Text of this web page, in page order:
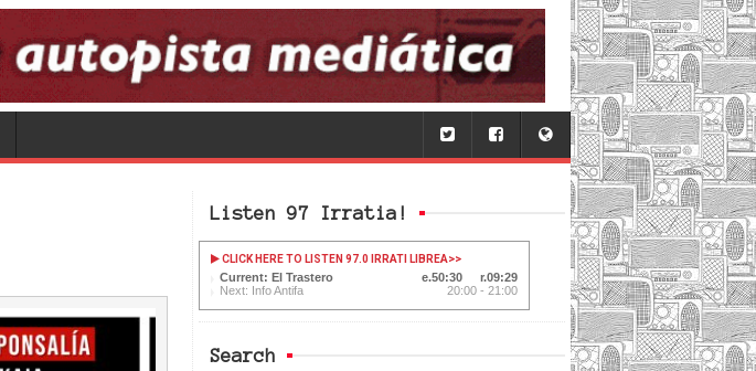
Listen 97 Irratia!
CLICK HERE TO LISTEN 97.0 IRRATI LIBREA>>
Current: El Trastero 50:30
09:29
Next: Info Antifa
20:00 - 21:00
Search